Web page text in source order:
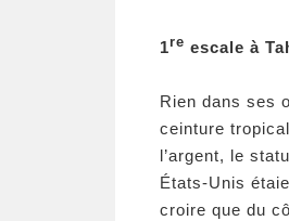
1re escale à
Rien dans ses
ceinture
l’argent, le
États-Unis
croire que du